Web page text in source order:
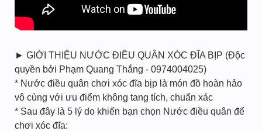
► GIỚI THIỆU NƯỚC ĐIỀU QUÂN XÓC ĐĨA BỊP (Độc
quyền bởi Phạm Quang Thắng - 0974004025)
* Nước điều quân chơi xóc đĩa bịp là món đồ hoàn hảo
vô cùng với ưu điểm không tang tích, chuẩn xác
* Sau đây là 5 lý do khiến bạn chọn Nước điều quân để
chơi xóc đĩa: